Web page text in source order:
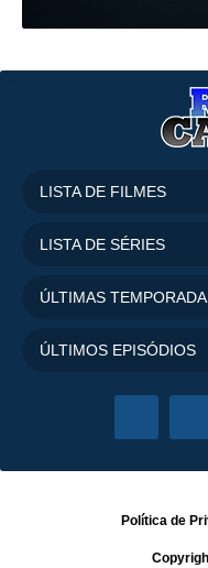
LISTA DE FILMES
LISTA DE SÉRIES
ÚLTIMAS
ÚLTIMOS EPISÓDIOS
Política de